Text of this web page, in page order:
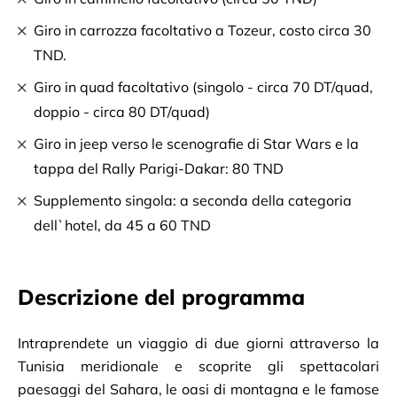
Giro in carrozza facoltativo a Tozeur, costo circa 30
TND.
Giro in quad facoltativo (singolo - circa 70 DT/quad,
doppio - circa 80 DT/quad)
Giro in jeep verso le scenografie di Star Wars e la
tappa del Rally Parigi-Dakar: 80 TND
Supplemento singola: a seconda della categoria
dell`hotel, da 45 a 60 TND
Descrizione del programma
Intraprendete un viaggio di due giorni attraverso la
Tunisia meridionale e scoprite gli spettacolari
paesaggi del Sahara, le oasi di montagna e le famose